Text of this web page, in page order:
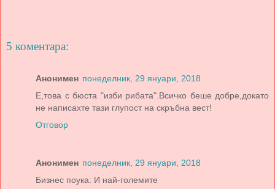
5 коментара:
Анонимен понеделник, 29 януари, 2018
Е,това с бюста "изби рибата".Всичко беше добре,докато
не написахте тази глупост на скръбна вест!
Отговор
Анонимен понеделник, 29 януари, 2018
Бизнес поука: И най-големите